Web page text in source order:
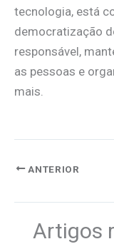
tecnologia, está
democratização
responsável,
as pessoas e
mais.
ANTERIOR
Artigos